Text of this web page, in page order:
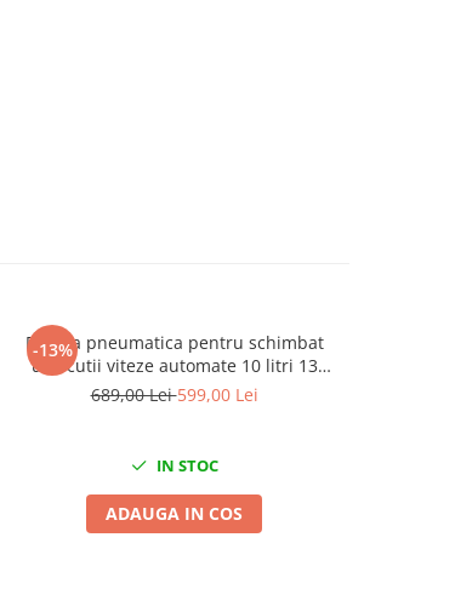
-13%
Pompa pneumatica pentru schimbat
ulei cutii viteze automate 10 litri 13
adaptoare
689,00 Lei599,00 Lei
IN STOC
ADAUGA IN COS